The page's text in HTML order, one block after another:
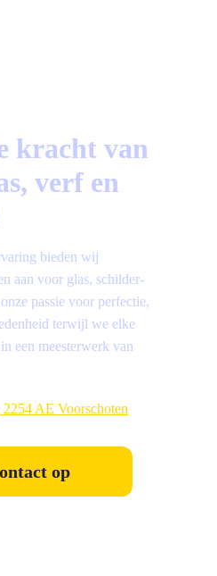
kracht van
verf en
bieden wij
aan voor glas, schilder-
passie voor perfectie,
terwijl we elke
een meesterwerk van
AE Voorschoten
op